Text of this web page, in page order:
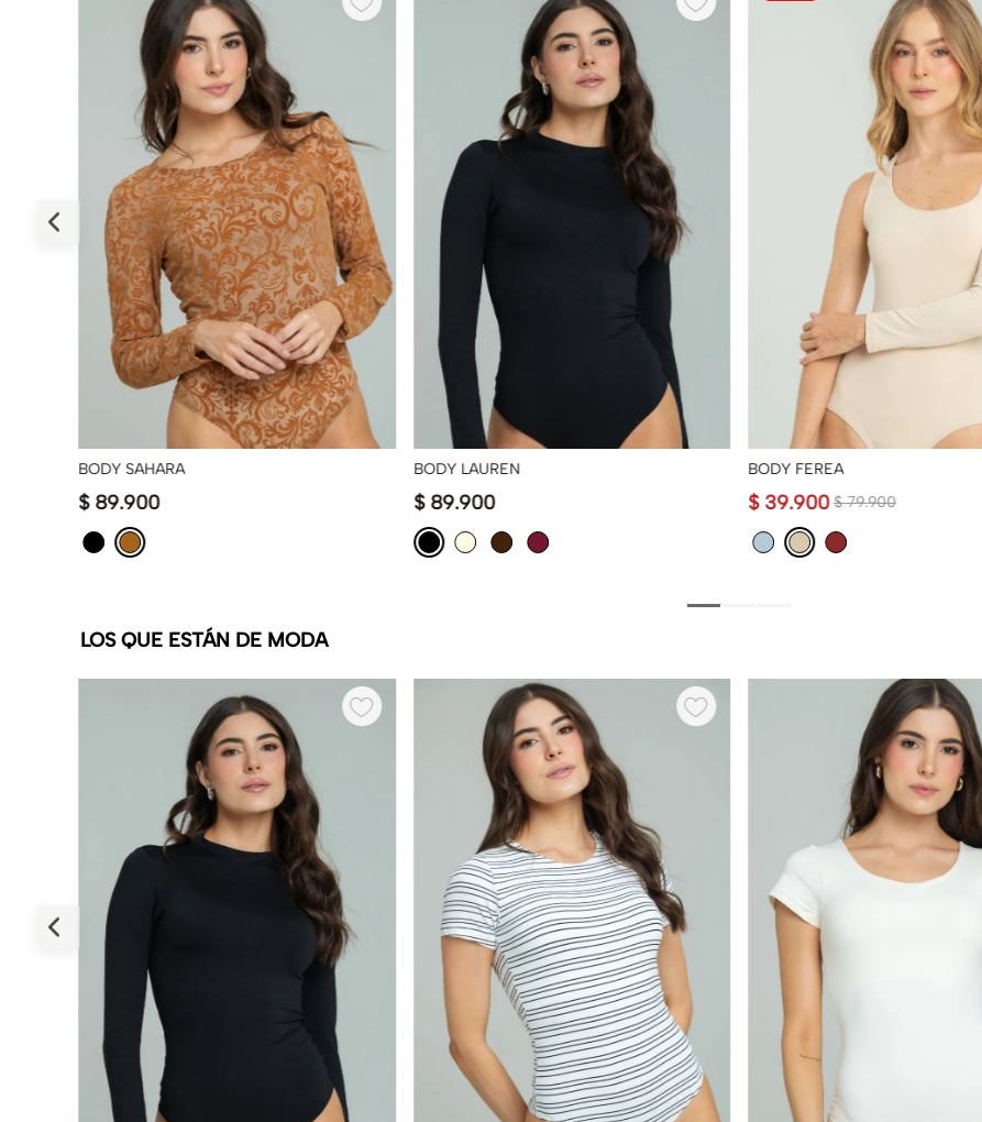
BODY SAHARA
$ 89.900
BODY LAUREN
$ 89.900
BODY FEREA
$ 79.900
$ 39.900
LOS QUE ESTÁN DE MODA